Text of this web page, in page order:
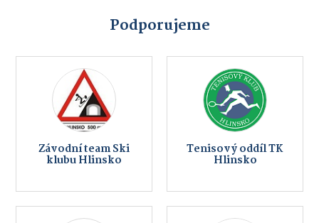
Podporujeme
Závodní team Ski
klubu Hlinsko
Tenisový oddíl TK
Hlinsko